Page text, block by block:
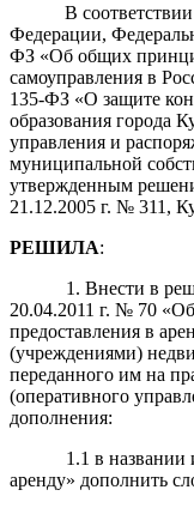
В
Федерации,
ФЗ «Об общих
самоуправления в
135-ФЗ «О защите
образования города
управления и
муниципальной
утвержденным
21.12.2005 г. № 311,
РЕШИЛА:
1. Внести в
20.04.2011 г. № 70
предоставления в
(учреждениями)
переданного им на
(оперативного
дополнения:
1.1 в названии
аренду» дополнить